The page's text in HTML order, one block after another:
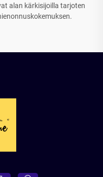
alan kärkisijoilla tarjoten